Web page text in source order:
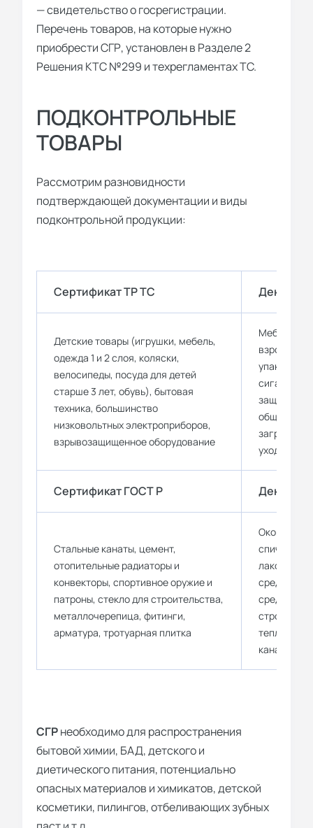
— свидетельство о госрегистрации.
Перечень товаров, на которые нужно
приобрести СГР, установлен в Разделе 2
Решения КТС №299 и техрегламентах ТС.
ПОДКОНТРОЛЬНЫЕ
ТОВАРЫ
Рассмотрим разновидности
подтверждающей документации и виды
подконтрольной продукции:
Сертификат ТР ТС
Детские товары (игрушки, мебель,
одежда 1 и 2 слоя, коляски,
велосипеды, посуда для детей
старше 3 лет, обувь), бытовая
техника, большинство
низковольтных электроприборов,
взрывозащищенное оборудование
Мебель и
взрослых,
сигареты,
уходовая
Сертификат ГОСТ Р
Стальные канаты, цемент,
отопительные радиаторы и
конвекторы, спортивное оружие и
патроны, стекло для строительства,
металлочерепица, фитинги,
арматура, тротуарная плитка
Оконные и
спички,
средства,
средства
СГРнеобходимо для распространения
бытовой химии, БАД, детского и
диетического питания, потенциально
опасных материалов и химикатов, детской
косметики, пилингов, отбеливающих зубных